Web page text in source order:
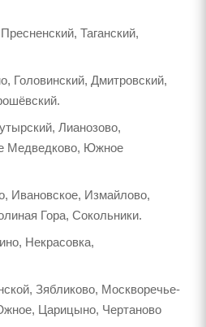
Таганский,
Головинский, Дмитровский,
Лианозово,
Медведково, Южное
Ивановское, Измайлово,
Гора, Сокольники.
Некрасовка,
Зябликово, Москворечье-
Царицыно, Чертаново